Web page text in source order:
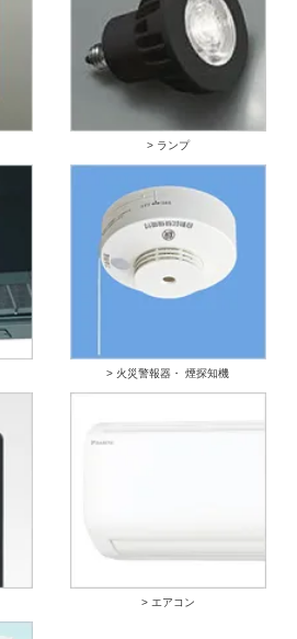
> ランプ
> 火災警報器・ 煙探知機
> エアコン